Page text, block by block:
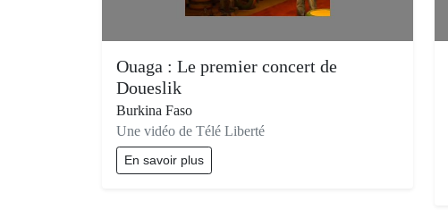
Ouaga : Le premier concert de
Doueslik
Burkina Faso
Une vidéo de Télé Liberté
En savoir plus